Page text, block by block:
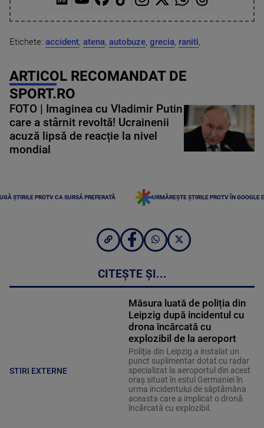
Etichete: accident, atena, autobuze, grecia, raniti,
ARTICOL RECOMANDAT DE
SPORT.RO
FOTO | Imaginea cu Vladimir Putin
care a stârnit revoltă! Ucrainenii
acuză lipsă de reacție la nivel
mondial
ȘTIRILE PROTV CA SURSĂ PREFERATĂ URMĂREȘTE ȘTIRILE PROTV ÎN GOOGLE
CITEȘTE ȘI...
STIRI EXTERNE
Măsura luată de poliția din
Leipzig după incidentul cu
drona încărcată cu
explozibil de la aeroport
Poliţia din Leipzig a instalat un
punct suplimentar dotat cu radar
specializat la aeroportul din acest
oraş situat în estul Germaniei în
urma incidentului de săptămâna
aceasta care a implicat o dronă
încărcată cu explozibil.